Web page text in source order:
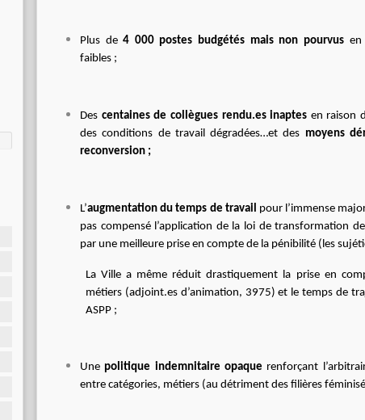
Plus de4 000 postes budgétés mais non pourvusen
faibles ;
Des centaines de collègues rendu.es inaptes en raison
des conditions de travail dégradées…et des moyens
reconversion ;
L’augmentation du temps de travail pour l’immense
pas compensé l’application de la loi de transformation
par une meilleure prise en compte de la pénibilité (les
La Ville a même réduit drastiquement la prise en
métiers (adjoint.es d’animation, 3975) et le temps de
ASPP ;
Unepolitique indemnitaire opaque renforçant
entre catégories, métiers (au détriment des filières